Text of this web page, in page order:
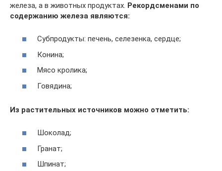
железа, а в животных продуктах. Рекордсменами по
содержанию железа являются:
Субпродукты: печень, селезенка, сердце;
Конина;
Мясо кролика;
Говядина;
Из растительных источников можно отметить:
Шоколад;
Гранат;
Шпинат;